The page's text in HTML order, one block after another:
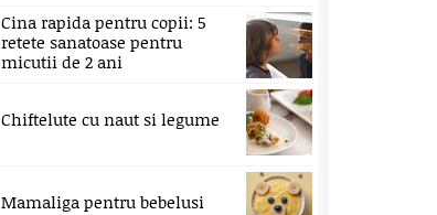
Cina rapida pentru copii: 5
retete sanatoase pentru
micutii de 2 ani
Chiftelute cu naut si legume
Mamaliga pentru bebelusi